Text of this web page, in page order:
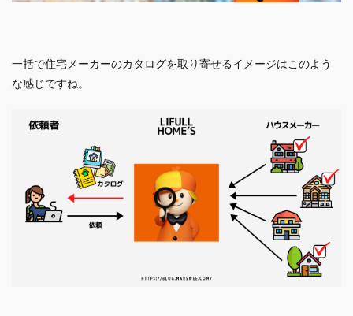
一括で住宅メーカーのカタログを取り寄せるイメージはこのよう
な感じですね。